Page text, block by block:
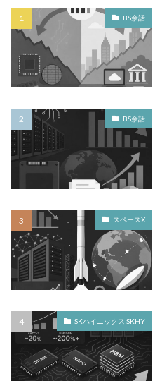
BS余話
BS余話
スペースX
SKハイニックス SKHY